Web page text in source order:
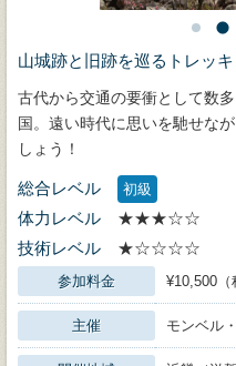
山城跡と旧跡を巡るトレッ
古代から交通の要衝として数
国。遠い時代に思いを馳せな
しょう！
総合レベル 初級
体力レベル
★★★☆☆
技術レベル
★☆☆☆☆
参加料金 ¥10,500（
主催 モンベル